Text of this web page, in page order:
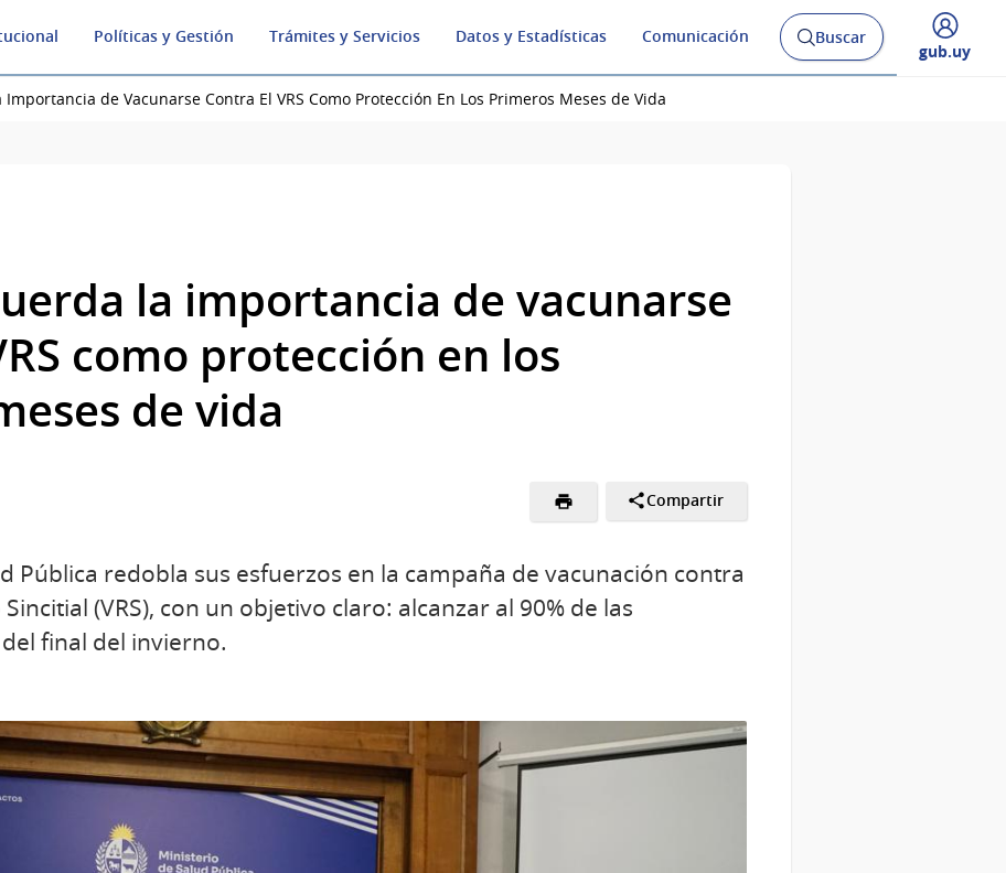
Políticas y Gestión Trámites y Servicios Datos y Estadísticas Comunicación
Abrir
buscador
Buscar
Desplegar
gub.uy
Importancia de Vacunarse Contra El VRS Como Protección En Los Primeros Meses de Vida
la importancia de vacunarse
como protección en los
de vida
Compartir
Pública redobla sus esfuerzos en la campaña de vacunación contra
(VRS), con un objetivo claro: alcanzar al 90% de las
final del invierno.